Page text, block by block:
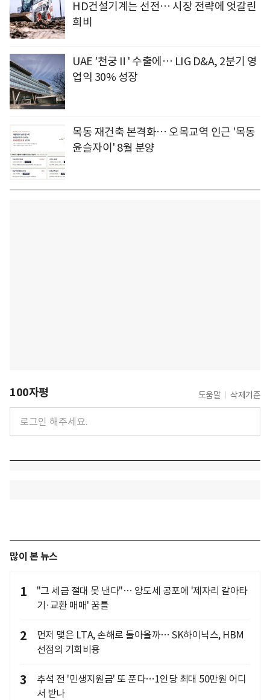
HD건설기계는 선전… 시장 전략에 엇갈린
희비
UAE '천궁Ⅱ' 수출에… LIG D&A, 2분기 영
업익 30% 성장
목동 재건축 본격화… 오목교역 인근 '목동
윤슬자이' 8월 분양
100자평 도움말 삭제기준
많이 본 뉴스
1
"그 세금 절대 못 낸다"… 양도세 공포에 '제자리 갈아타
기·교환 매매' 꿈틀
2
먼저 맺은 LTA, 손해로 돌아올까… SK하이닉스, HBM
선점의 기회비용
3
추석 전 '민생지원금' 또 푼다…1인당 최대 50만원 어디
서 받나